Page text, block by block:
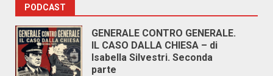
PODCAST
GENERALE CONTRO GENERALE.
IL CASO DALLA CHIESA – di
Isabella Silvestri. Seconda
parte